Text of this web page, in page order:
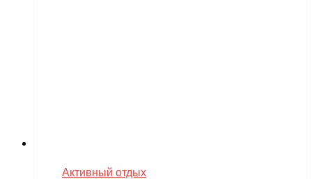
Активный отдых